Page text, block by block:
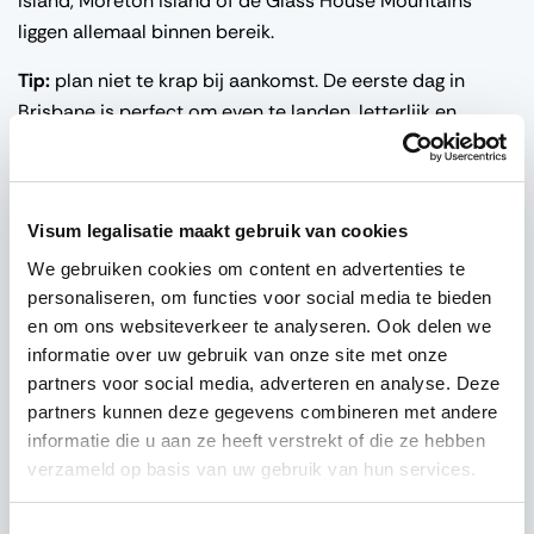
Visum legalisatie maakt gebruik van cookies
We gebruiken cookies om content en advertenties te
personaliseren, om functies voor social media te bieden
en om ons websiteverkeer te analyseren. Ook delen we
informatie over uw gebruik van onze site met onze
partners voor social media, adverteren en analyse. Deze
partners kunnen deze gegevens combineren met andere
informatie die u aan ze heeft verstrekt of die ze hebben
verzameld op basis van uw gebruik van hun services.
liggen allemaal binnen bereik.
Tip: plan niet te krap bij aankomst. De eerste dag in
Brisbane is perfect om even te landen, letterlijk en
Wat als Brisbane slechts je eerste stop is?